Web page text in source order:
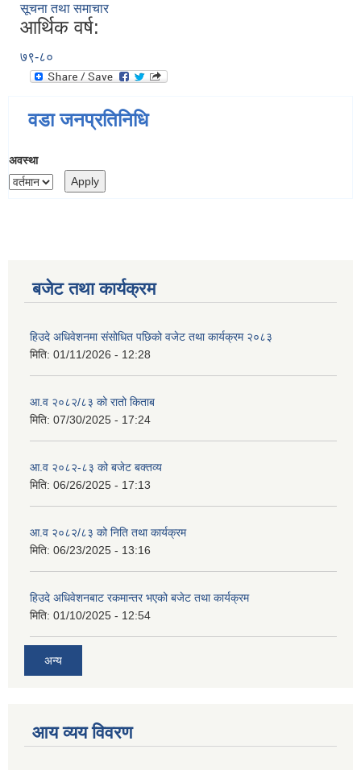
सूचना तथा समाचार
आर्थिक वर्ष:
७९-८०
वडा जनप्रतिनिधि
अवस्था
बजेट तथा कार्यक्रम
हिउदे अधिवेशनमा संसोधित पछिको वजेट तथा कार्यक्रम २०८३
मिति: 01/11/2026 - 12:28
आ.व २०८२/८३ को रातो किताब
मिति: 07/30/2025 - 17:24
आ.व २०८२-८३ को बजेट बक्तव्य
मिति: 06/26/2025 - 17:13
आ.व २०८२/८३ को निति तथा कार्यक्रम
मिति: 06/23/2025 - 13:16
हिउदे अधिवेशनबाट रकमान्तर भएको बजेट तथा कार्यक्रम
मिति: 01/10/2025 - 12:54
अन्य
आय व्यय विवरण